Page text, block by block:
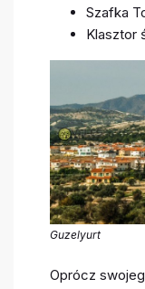
Szafka
Klasztor
Guzelyurt
Oprócz